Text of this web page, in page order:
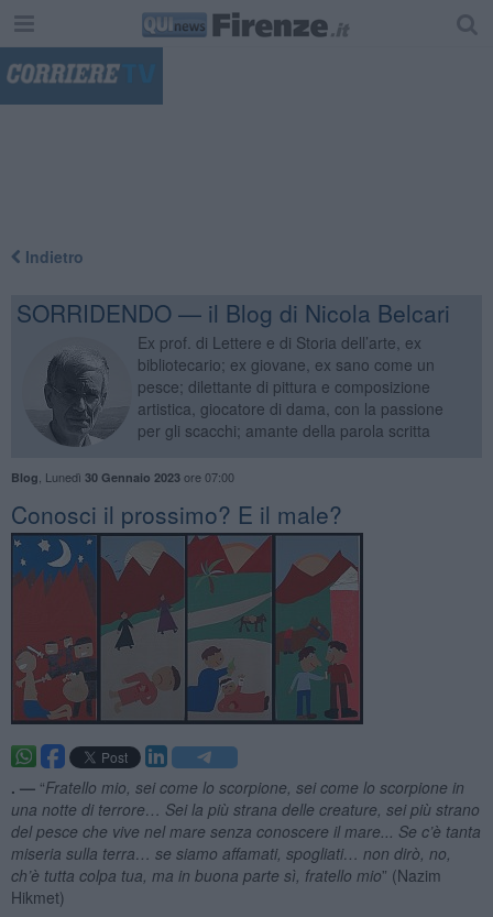
Indietro
SORRIDENDO — il Blog di Nicola Belcari
Ex prof. di Lettere e di Storia dell’arte, ex
bibliotecario; ex giovane, ex sano come un
pesce; dilettante di pittura e composizione
artistica, giocatore di dama, con la passione
per gli scacchi; amante della parola scritta
Blog Lunedì 30 Gennaio 2023ore 07:00
Conosci il prossimo? E il male?
. — “Fratello mio, sei come lo scorpione, sei come lo scorpione in
una notte di terrore… Sei la più strana delle creature, sei più strano
del pesce che vive nel mare senza conoscere il mare... Se c’è tanta
miseria sulla terra… se siamo affamati, spogliati… non dirò, no,
ch’è tutta colpa tua, ma in buona parte sì, fratello mio” (Nazim
Hikmet)